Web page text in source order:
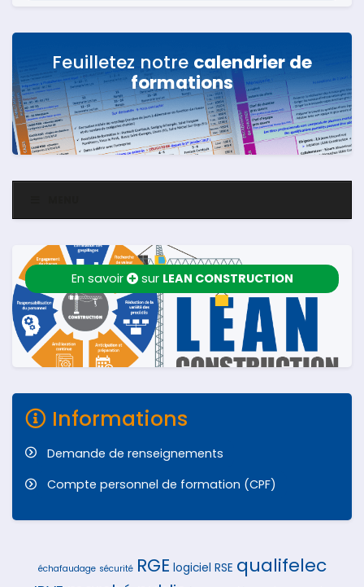
Feuilletez notre calendrier de
formations
En savoir sur LEAN CONSTRUCTION
Informations
Demande de renseignements
Compte personnel de formation (CPF)
échafaudage sécurité RGE logiciel RSE qualifelec